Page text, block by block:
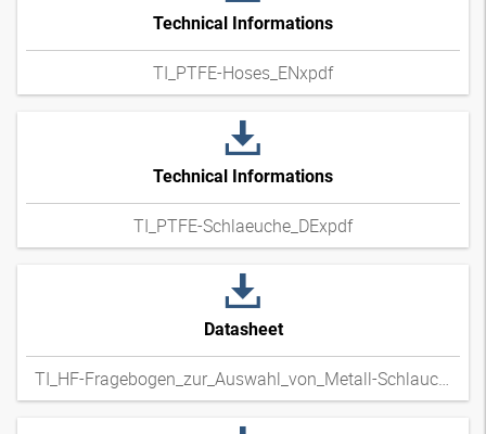
Technical Informations
TI_PTFE-Hoses_ENxpdf
Technical Informations
TI_PTFE-Schlaeuche_DExpdf
Datasheet
TI_HF-Fragebogen_zur_Auswahl_von_Metall-Schlauchleitungen_DExpdf